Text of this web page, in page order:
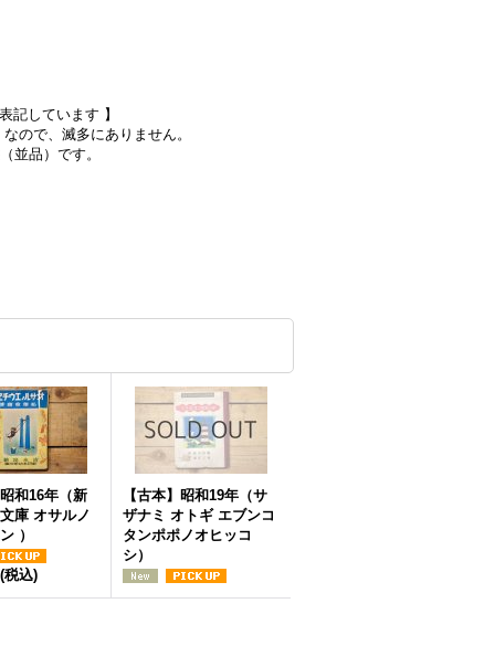
記しています 】
ので、滅多にありません。
並品）です。
昭和16年（新
庫 オサルノ
）
(税込)
【古本】昭和19年（サ
ザナミ オトギ エブンコ
タンポポノオヒッコ
シ）